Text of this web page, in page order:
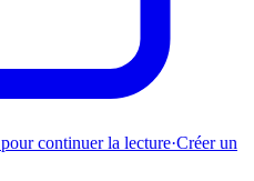
continuer la lecture·Créer un